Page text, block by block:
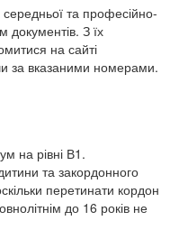
та професійно-
документів. З їх
на сайті
за вказаними номерами.
на рівні В1.
та закордонного
перетинати кордон
до 16 років не